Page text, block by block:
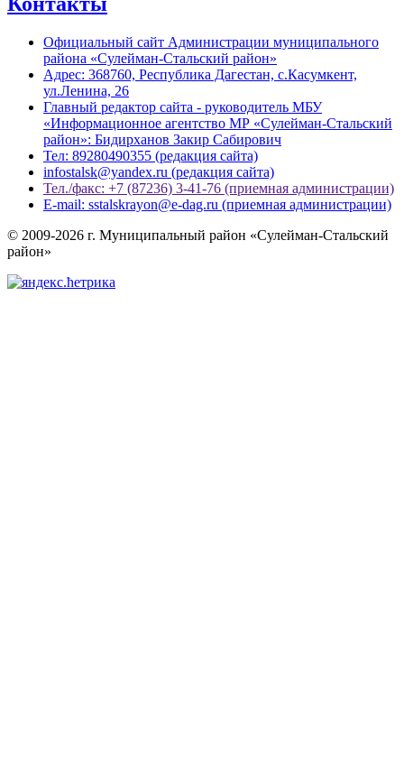
Официальный сайт Администрации муниципального
района «Сулейман-Стальский район»
Адрес: 368760, Республика Дагестан, с.Касумкент,
ул.Ленина, 26
Главный редактор сайта - руководитель МБУ
«Информационное агентство МР «Сулейман-Стальский
район»: Бидирханов Закир Сабирович
Тел: 89280490355 (редакция сайта)
infostalsk@yandex.ru (редакция сайта)
Тел./факс: +7 (87236) 3-41-76 (приемная администрации)
E-mail: sstalskrayon@e-dag.ru (приемная администрации)
© 2009-2026 г. Муниципальный район «Сулейман-Стальский
район»